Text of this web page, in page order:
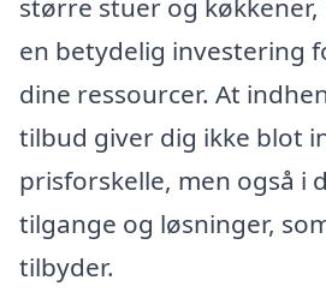
større stuer og
en betydelig investering
dine ressourcer. At
tilbud giver dig ikke blot
prisforskelle, men også i
tilgange og løsninger,
tilbyder.